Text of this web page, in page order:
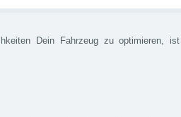
Dein Fahrzeug zu optimieren,